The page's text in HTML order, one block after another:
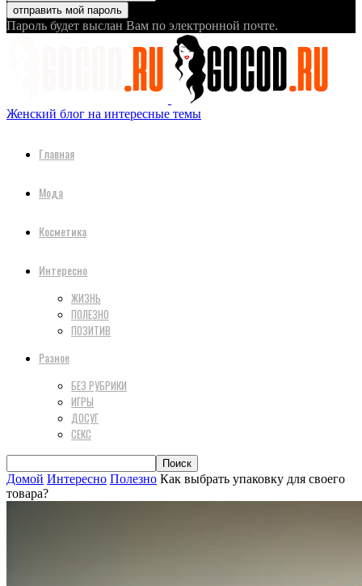
Пароль будет выслан Вам по электронной почте.
Женский блог на интересные темы
Главная
Мода
Косметика
Интересно
ЖИЗНЬ
ПОЛЕЗНО
ПОЗИТИВ
Разное
БЕЗ РУБРИКИ
ИГРЫ
ДОСУГ
СЕКС
Домой Интересно Полезно Как выбрать упаковку для своего
товара?